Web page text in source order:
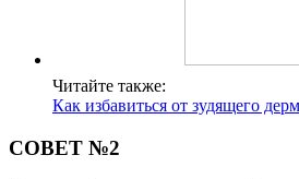
Читайте также:
Как избавиться от зудящего
СОВЕТ №2